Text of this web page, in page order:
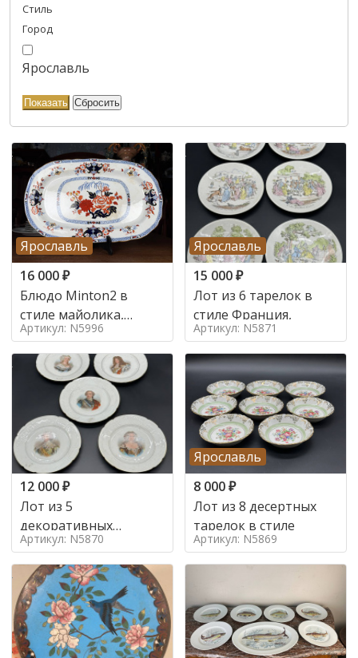
Стиль
Город
Ярославль
Ярославль
16 000₽
Блюдо Minton2 в
стиле майолика,
конец 19в.
Артикул: N5996
Ярославль
15 000₽
Лот из 6 тарелок в
стиле Франция,
Артикул: N5871
12 000₽
Лот из 5
декоративных
тарелок, деколь в
стиле Франция,
Артикул: N5870
Ярославль
8 000₽
Лот из 8 десертных
тарелок в стиле
Артикул: N5869